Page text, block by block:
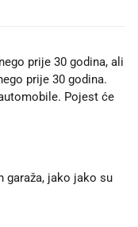
prije 30 godina, ali
prije 30 godina.
Pojest će
garaža, jako jako su